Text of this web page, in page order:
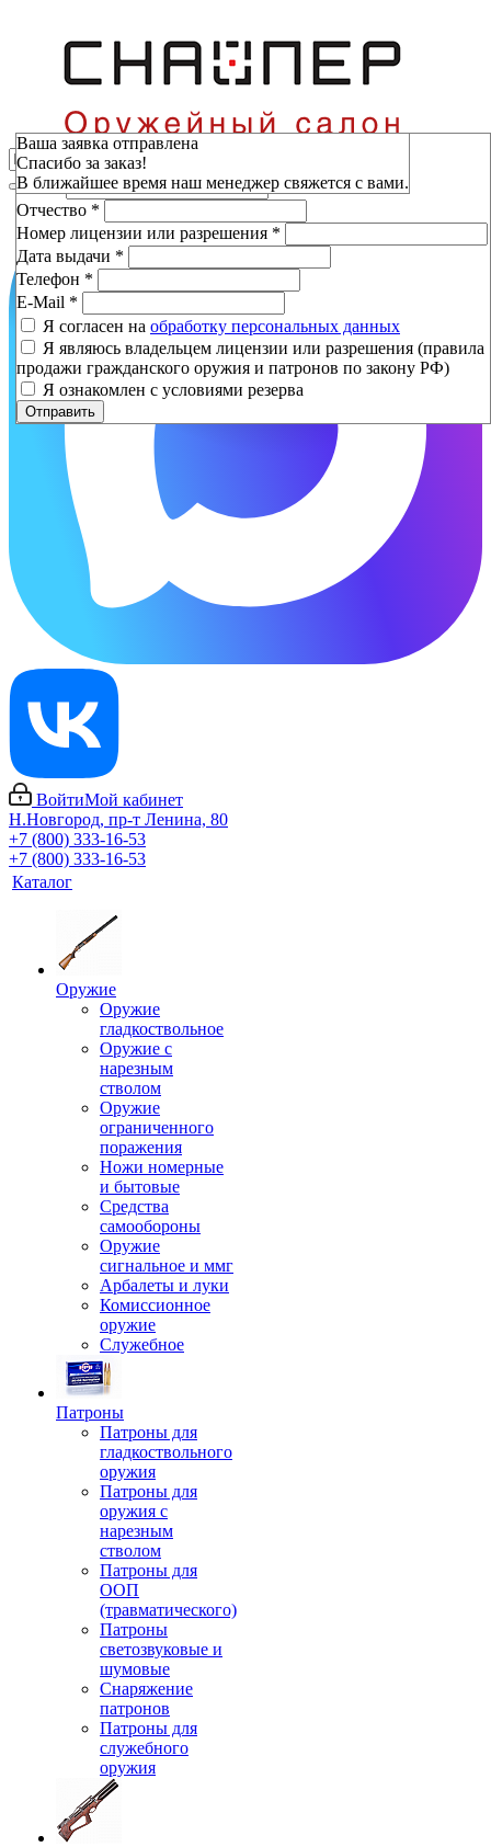
ВойтиМой кабинет
Н.Новгород, пр-т Ленина, 80
+7 (800) 333-16-53
+7 (800) 333-16-53
Каталог
Оружие
Оружие
гладкоствольное
Оружие с
нарезным
стволом
Оружие
ограниченного
поражения
Ножи номерные
и бытовые
Средства
самообороны
Оружие
сигнальное и ммг
Арбалеты и луки
Комиссионное
оружие
Служебное
Патроны
Патроны для
гладкоствольного
оружия
Патроны для
оружия с
нарезным
стволом
Патроны для
ООП
(травматического)
Патроны
светозвуковые и
шумовые
Снаряжение
патронов
Патроны для
служебного
оружия
Зарезервировать
Фамилия*
Имя*
Отчество *
Номер лицензии или разрешения *
Дата выдачи *
Телефон *
E-Mail *
Я согласен на обработку персональных данных
Я являюсь владельцем лицензии или разрешения (правила
продажи гражданского оружия и патронов по закону РФ)
Я ознакомлен с условиями резерва
Отправить
Ваша заявка отправлена
Спасибо за заказ!
В ближайшее время наш менеджер свяжется с вами.